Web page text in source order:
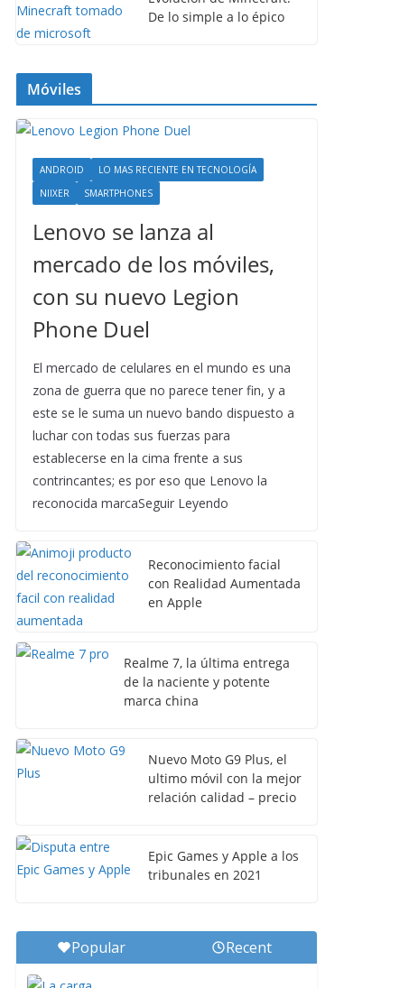
De lo simple a lo épico
Móviles
ANDROID
LO MAS RECIENTE EN TECNOLOGÍA
NIIXER
SMARTPHONES
Lenovo se lanza al
mercado de los móviles,
con su nuevo Legion
Phone Duel
El mercado de celulares en el mundo es una
zona de guerra que no parece tener fin, y a
este se le suma un nuevo bando dispuesto a
luchar con todas sus fuerzas para
establecerse en la cima frente a sus
contrincantes; es por eso que Lenovo la
reconocida marcaSeguir Leyendo
Reconocimiento facial
con Realidad Aumentada
en Apple
Realme 7, la última entrega
de la naciente y potente
marca china
Nuevo Moto G9 Plus, el
ultimo móvil con la mejor
relación calidad – precio
Epic Games y Apple a los
tribunales en 2021
Popular Recent